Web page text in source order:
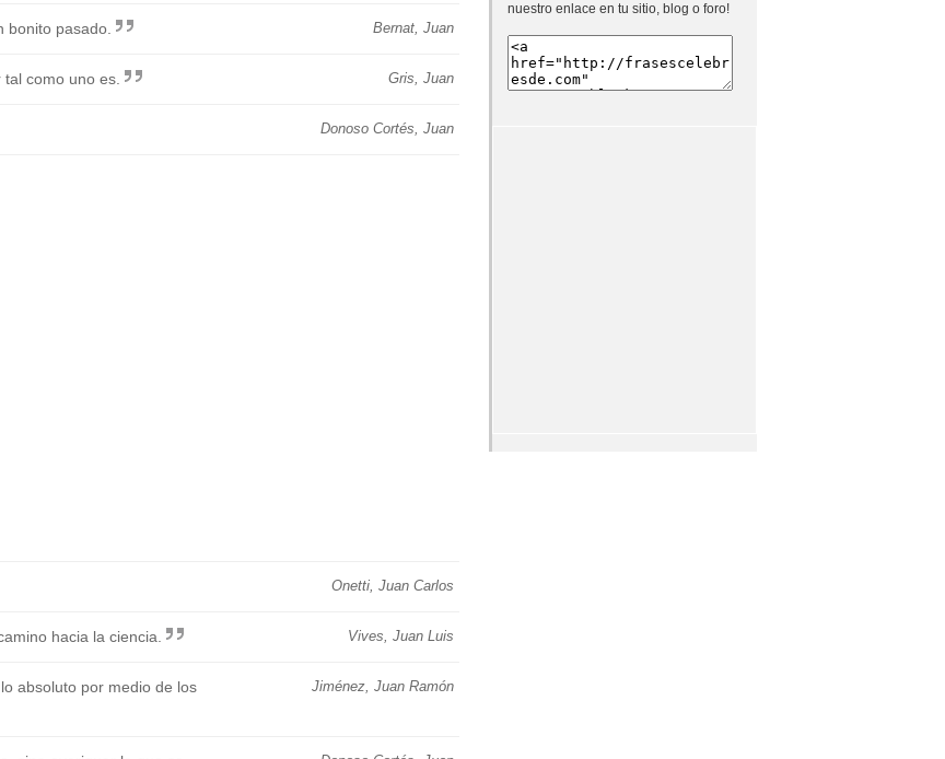
Bernat, Juan
bonito pasado.
Gris, Juan
como uno es.
Donoso Cortés, Juan
Onetti, Juan Carlos
Vives, Juan Luis
hacia la ciencia.
Jiménez, Juan Ramón
absoluto por medio de los
nuestro enlace en tu sitio, blog o foro!